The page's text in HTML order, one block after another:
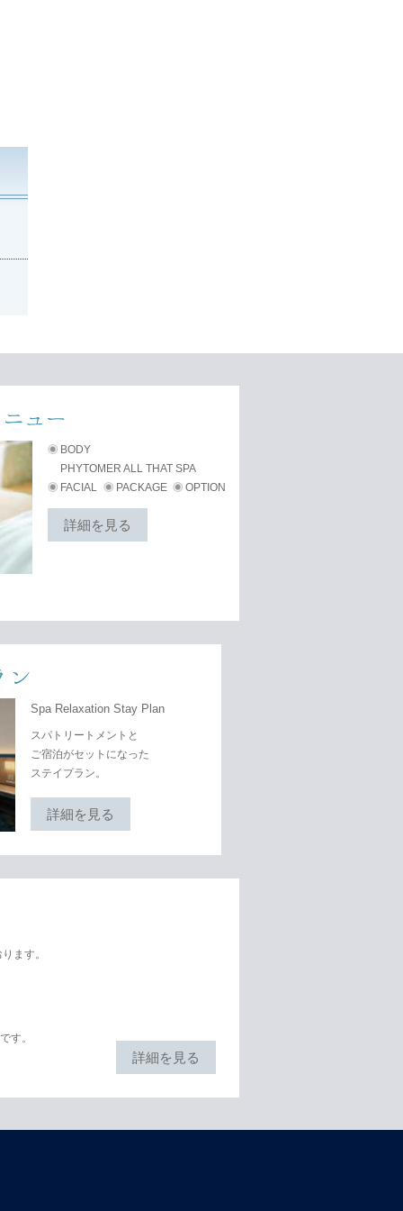
BODY
PHYTOMER ALL THAT SPA
FACIAL
PACKAGE OPTION
詳細を見る
Spa Relaxation Stay Plan
スパトリートメントと
ご宿泊がセットになった
ステイプラン。
詳細を見る
ます。
す。
詳細を見る